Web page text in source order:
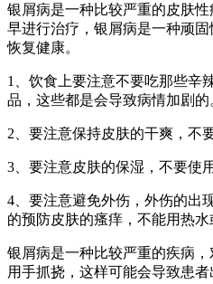
银屑病是一种比较严重的皮肤
早进行治疗，银屑病是一种顽
恢复健康。
1、饮食上要注意不要吃那些辛
品，这些都是会导致病情加剧的
2、要注意保持皮肤的干爽，不
3、要注意皮肤的保湿，不要使
4、要注意避免外伤，外伤的出
的预防皮肤的瘙痒，不能用热
银屑病是一种比较严重的疾病
用手抓挠，这样可能会导致患